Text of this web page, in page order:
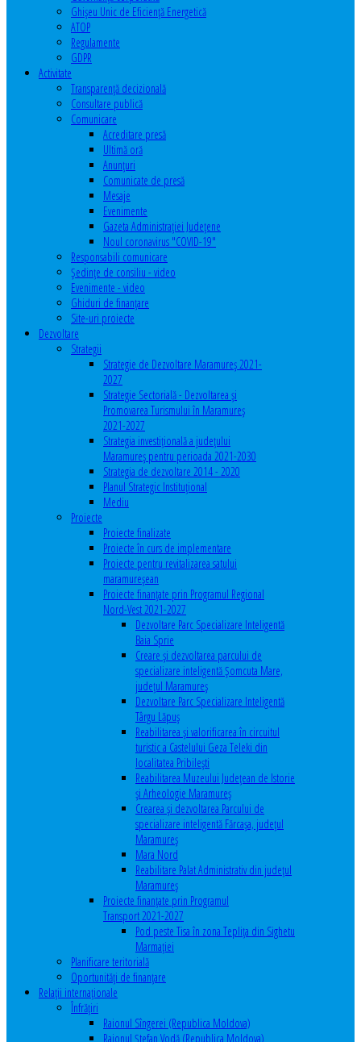
Ghişeu Unic de Eficienţă Energetică
ATOP
Regulamente
GDPR
Activitate
Transparenţă decizională
Consultare publică
Comunicare
Acreditare presă
Ultimă oră
Anunţuri
Comunicate de presă
Mesaje
Evenimente
Gazeta Administraţiei Judeţene
Noul coronavirus "COVID-19"
Responsabili comunicare
Şedinţe de consiliu - video
Evenimente - video
Ghiduri de finanţare
Site-uri proiecte
Dezvoltare
Strategii
Strategie de Dezvoltare Maramureș 2021-
2027
Strategie Sectorială - Dezvoltarea și
Promovarea Turismului în Maramureș
2021-2027
Strategia investiţională a județului
Maramureș pentru perioada 2021-2030
Strategia de dezvoltare 2014 - 2020
Planul Strategic Instituţional
Mediu
Proiecte
Proiecte finalizate
Proiecte în curs de implementare
Proiecte pentru revitalizarea satului
maramureşean
Proiecte finanțate prin Programul Regional
Nord-Vest 2021-2027
Dezvoltare Parc Specializare Inteligentă
Baia Sprie
Creare și dezvoltarea parcului de
specializare inteligentă Șomcuta Mare,
județul Maramureș
Dezvoltare Parc Specializare Inteligentă
Târgu Lăpuș
Reabilitarea și valorificarea în circuitul
turistic a Castelului Geza Teleki din
localitatea Pribilești
Reabilitarea Muzeului Județean de Istorie
și Arheologie Maramureș
Crearea și dezvoltarea Parcului de
specializare inteligentă Fărcașa, județul
Maramureș
Mara Nord
Reabilitare Palat Administrativ din județul
Maramureș
Proiecte finanțate prin Programul
Transport 2021-2027
Pod peste Tisa în zona Teplița din Sighetu
Marmației
Planificare teritorială
Oportunităţi de finanţare
Relaţii internaţionale
Înfrăţiri
Raionul Sîngerei (Republica Moldova)
Raionul Ștefan Vodă (Republica Moldova)